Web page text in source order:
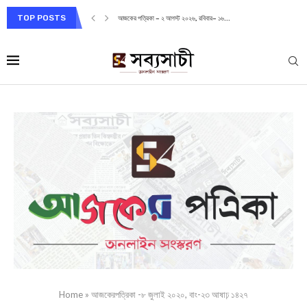
TOP POSTS আজকের পত্রিকা – ২ আগস্ট ২০২৬, রবিবার– ১৬...
Home » আজকেরপত্রিকা -৮ জুলাই ২০২০, বাং-২৩ আষাঢ় ১৪২৭